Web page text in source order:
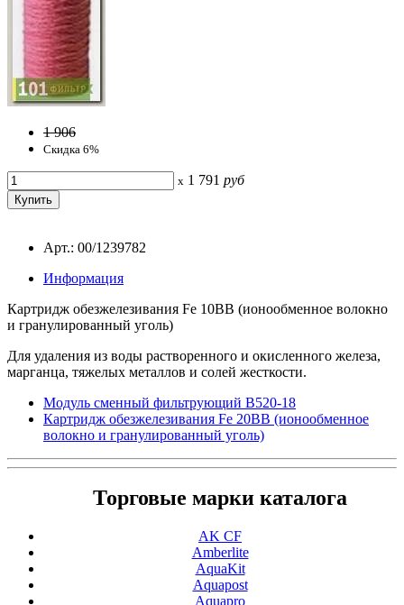
1 906
Скидка 6%
x 1 791 руб
Арт.: 00/1239782
Информация
Картридж обезжелезивания Fe 10ВВ (ионообменное волокно
и гранулированный уголь)
Для удаления из воды растворенного и окисленного железа,
марганца, тяжелых металлов и солей жесткости.
Модуль сменный фильтрующий В520-18
Картридж обезжелезивания Fe 20ВВ (ионообменное
волокно и гранулированный уголь)
Торговые марки каталога
AK CF
Amberlite
AquaKit
Aquapost
Aquapro